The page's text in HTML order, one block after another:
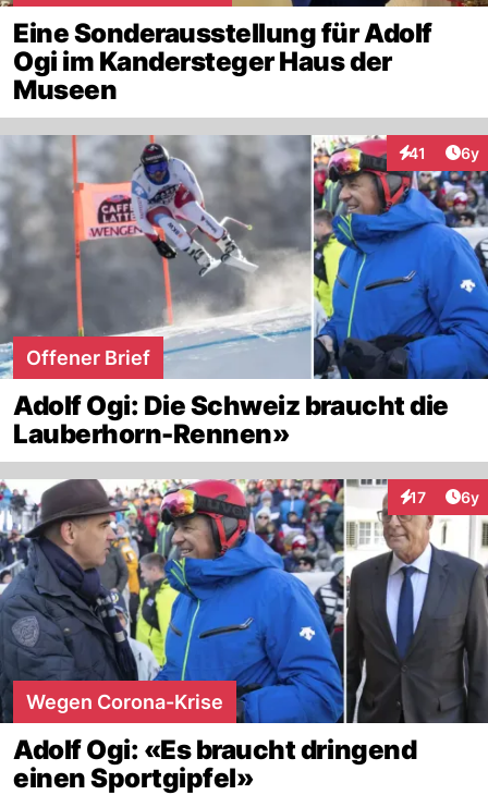
Eine Sonderausstellung für Adolf
Ogi im Kandersteger Haus der
Museen
41 6y
Offener Brief
Adolf Ogi: Die Schweiz braucht die
Lauberhorn-Rennen»
17 6y
Wegen Corona-Krise
Adolf Ogi: «Es braucht dringend
einen Sportgipfel»